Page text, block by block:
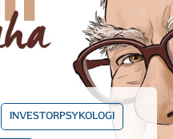
INVESTORPSYKOLOGI